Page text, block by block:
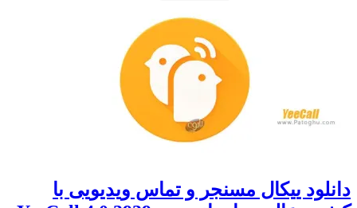
دانلود ییکال مسنجر و تماس ویدیویی با